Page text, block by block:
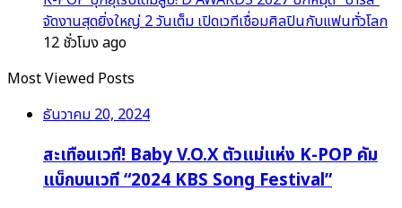
จัดงานสุดยิ่งใหญ่ 2 วันเต็ม เปิดเวทีเชื่อมศิลปินกับแฟนทั่วโลก
12 ชั่วโมง ago
Most Viewed Posts
ธันวาคม 20, 2024
สะเทือนเวที! Baby V.O.X ตัวแม่แห่ง K-POP คัม
แบ็กบนเวที “2024 KBS Song Festival”